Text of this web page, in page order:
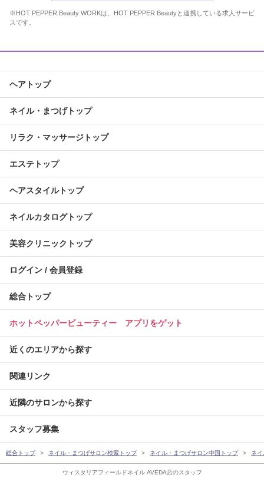
ウィスタリアフィールドネイル AVEDA店のスタッフ
※HOT PEPPER Beauty WORKは、HOT PEPPER Beautyと連携している求人サービ
スです。
ヘアトップ
ネイル・まつげトップ
リラク・マッサージトップ
エステトップ
ヘアスタイルトップ
ネイルカタログトップ
美容クリニックトップ
ログイン / 会員登録
総合トップ
ホットペッパービューティー アプリをゲット
近くのエリアから探す
関連リンク
近隣のサロンから探す
スタッフ募集
総合トップ ネイル・まつげサロン検索トップ ネイル・まつげサロン中国トップ ネ